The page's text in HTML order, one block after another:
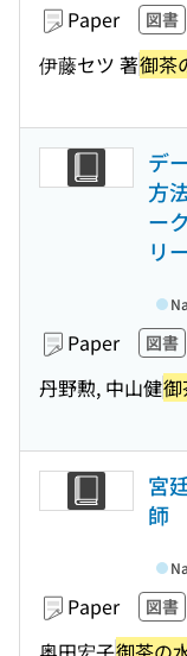
Paper 図書
伊藤セツ 著御茶
デ
方
ー
リ
Paper 図書
丹野勲, 中山健
宮
師
Paper 図書